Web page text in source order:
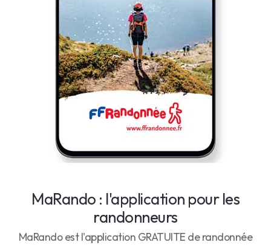
MaRando : l'application pour les
randonneurs
MaRando est l'application GRATUITE de randonnée